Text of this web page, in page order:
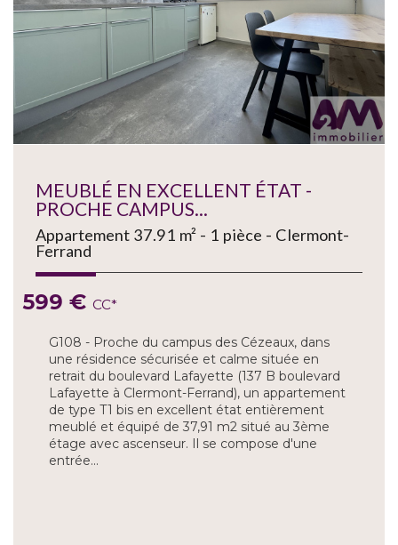
MEUBLÉ EN EXCELLENT ÉTAT -
PROCHE CAMPUS...
Appartement 37.91 m² - 1 pièce - Clermont-
Ferrand
599 € CC*
G108 - Proche du campus des Cézeaux, dans
une résidence sécurisée et calme située en
retrait du boulevard Lafayette (137 B boulevard
Lafayette à Clermont-Ferrand), un appartement
de type T1 bis en excellent état entièrement
meublé et équipé de 37,91 m2 situé au 3ème
étage avec ascenseur. Il se compose d'une
entrée...